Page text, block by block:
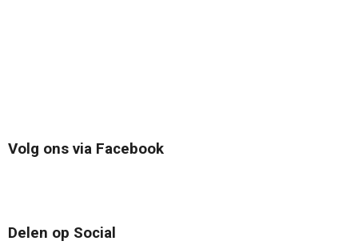
Volg ons via Facebook
Delen op Social